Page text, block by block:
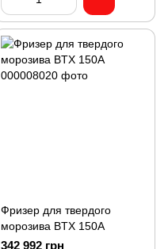
Фризер для твердого
морозива BTX 150A
342 992 грн